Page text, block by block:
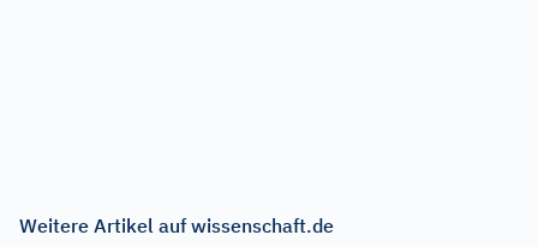
Weitere Artikel auf wissenschaft.de